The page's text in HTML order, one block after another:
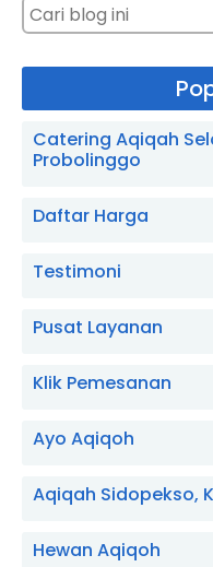
Catering Aqiqah
Probolinggo
Daftar Harga
Testimoni
Pusat Layanan
Klik Pemesanan
Ayo Aqiqoh
Aqiqah Sidopekso,
Hewan Aqiqoh